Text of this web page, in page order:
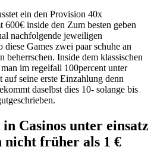
ein den Provision 40x
inside den Zum besten geben
nachfolgende jeweiligen
Games zwei paar schuhe an
beherrschen. Inside dem klassischen
im regelfall 100percent unter
auf seine erste Einzahlung denn
daselbst dies 10- solange bis
Casinos unter einsatz
nicht früher als 1 €